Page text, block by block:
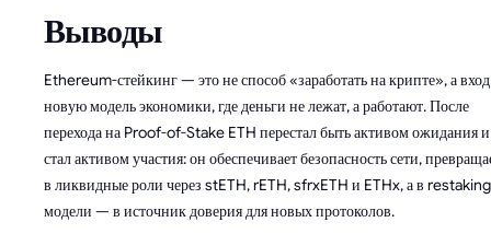
Выводы
Ethereum-стейкинг — это не способ «заработать на крипте», а
новую модель экономики, где деньги не лежат, а работают. После
перехода на Proof-of-Stake ETH перестал быть активом ожидания и
стал активом участия: он обеспечивает безопасность сети,
в ликвидные роли через stETH, rETH, sfrxETH и ETHx, а в
модели — в источник доверия для новых протоколов.